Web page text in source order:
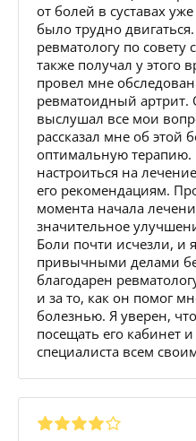
от болей в суставах
было трудно
ревматологу по совету
также получал у этого
провел мне
ревматоидный
выслушал все мои
рассказал мне об этой
оптимальную терапию.
настроиться на
его рекомендациям.
момента начала
значительное
Боли почти исчезли, и
привычными делами
благодарен
и за то, как он помог
болезнью. Я уверен,
посещать его кабинет
специалиста всем